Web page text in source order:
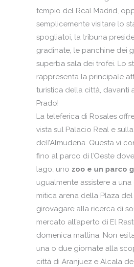
tempio del Real Madrid,
semplicemente visitare lo
spogliatoi, la tribuna
gradinate, le panchine dei
superba sala dei trofei. Lo
rappresenta la principale
turistica della città, davanti
Prado!
La teleferica di Rosales
vista sul Palacio Real e
dell’Almudena. Questa vi
fino al parco di l’Oeste
lago, uno zoo e un parco
ugualmente assistere a
mitica arena della Plaza del
girovagare alla ricerca di
mercato all’aperto di El
domenica mattina. Non
una o due giornate alla
città di Aranjuez e Alcala